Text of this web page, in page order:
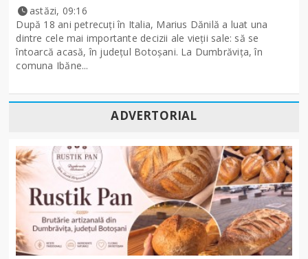
astăzi, 09:16
După 18 ani petrecuți în Italia, Marius Dănilă a luat una
dintre cele mai importante decizii ale vieții sale: să se
întoarcă acasă, în județul Botoșani. La Dumbrăvița, în
comuna Ibăne...
ADVERTORIAL